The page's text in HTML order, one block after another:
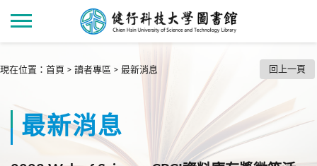
現在位置 ： 首頁 > 讀者專區 > 最新消息 回上一頁
最新消息